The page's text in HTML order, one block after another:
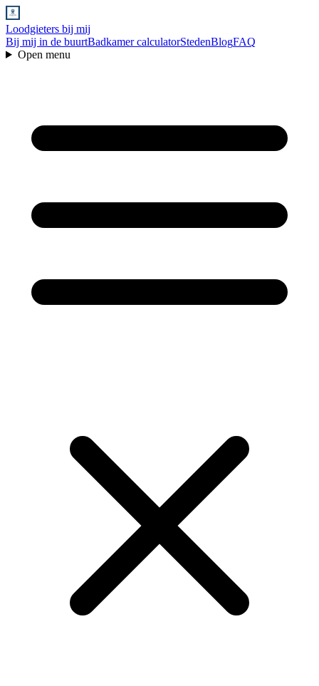
Loodgieters bij mij
Bij mij in de buurtBadkamer calculatorStedenBlogFAQ
Open menu